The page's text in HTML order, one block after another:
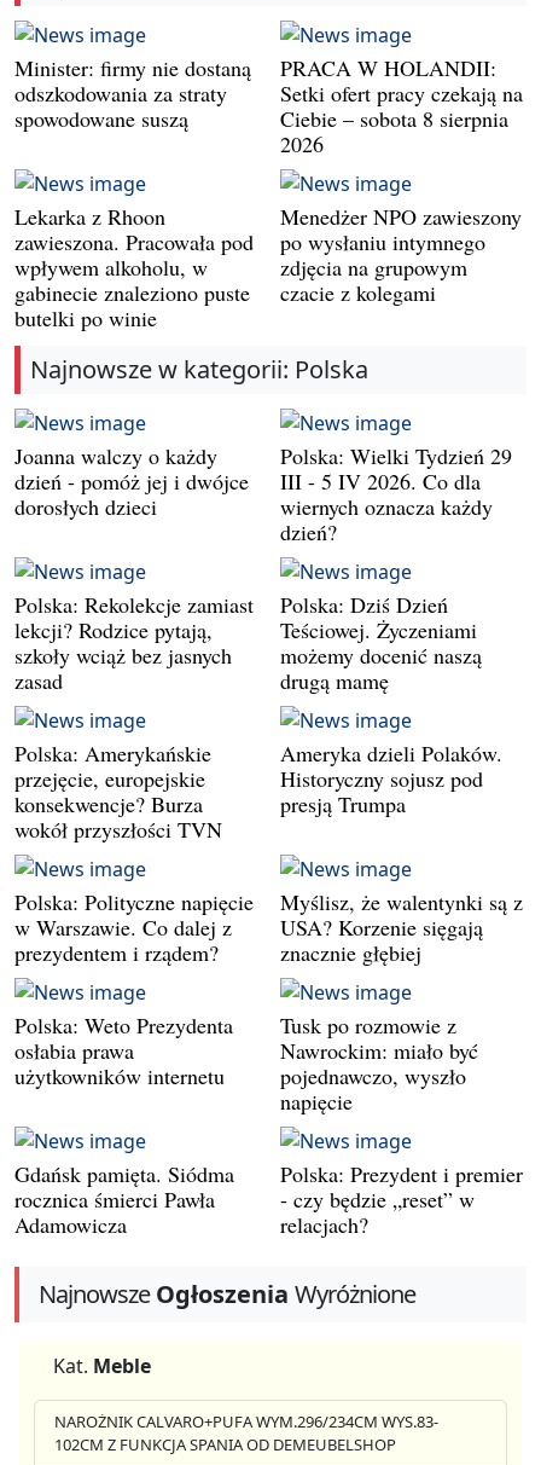
Minister: firmy nie dostaną
odszkodowania za straty
spowodowane suszą
PRACA W HOLANDII:
Setki ofert pracy czekają na
Ciebie – sobota 8 sierpnia
2026
Lekarka z Rhoon
zawieszona. Pracowała pod
wpływem alkoholu, w
gabinecie znaleziono puste
butelki po winie
Menedżer NPO zawieszony
po wysłaniu intymnego
zdjęcia na grupowym
czacie z kolegami
Najnowsze w kategorii: Polska
Joanna walczy o każdy
dzień - pomóż jej i dwójce
dorosłych dzieci
Polska: Wielki Tydzień 29
III - 5 IV 2026. Co dla
wiernych oznacza każdy
dzień?
Polska: Rekolekcje zamiast
lekcji? Rodzice pytają,
szkoły wciąż bez jasnych
zasad
Polska: Dziś Dzień
Teściowej. Życzeniami
możemy docenić naszą
drugą mamę
Polska: Amerykańskie
przejęcie, europejskie
konsekwencje? Burza
wokół przyszłości TVN
Ameryka dzieli Polaków.
Historyczny sojusz pod
presją Trumpa
Polska: Polityczne napięcie
w Warszawie. Co dalej z
prezydentem i rządem?
Myślisz, że walentynki są z
USA? Korzenie sięgają
znacznie głębiej
Polska: Weto Prezydenta
osłabia prawa
użytkowników internetu
Tusk po rozmowie z
Nawrockim: miało być
pojednawczo, wyszło
napięcie
Gdańsk pamięta. Siódma
rocznica śmierci Pawła
Adamowicza
Polska: Prezydent i premier
- czy będzie „reset” w
relacjach?
NajnowszeOgłoszenia Wyróżnione
Kat. Meble
NAROŻNIK CALVARO+PUFA WYM.296/234CM WYS.83-
102CM Z FUNKCJA SPANIA OD DEMEUBELSHOP